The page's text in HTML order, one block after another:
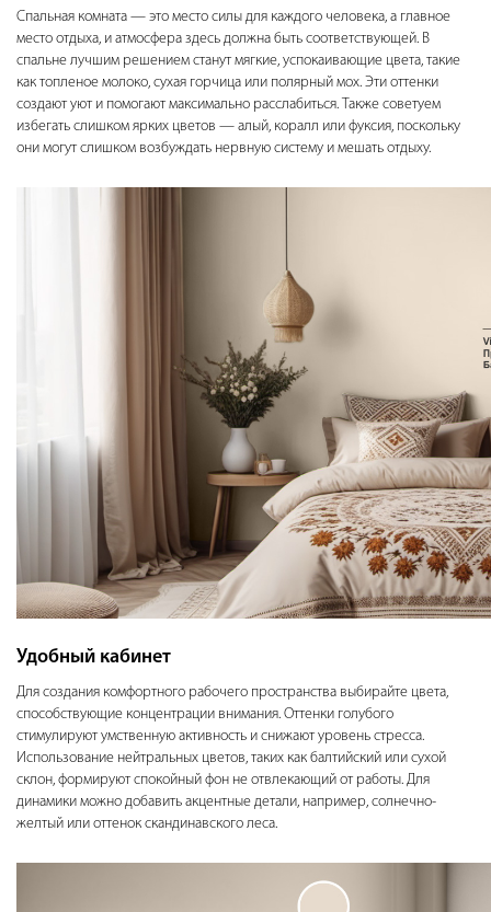
Спальная комната — это место силы для каждого человека, а главное
место отдыха, и атмосфера здесь должна быть соответствующей. В
спальне лучшим решением станут мягкие, успокаивающие цвета, такие
как топленое молоко, сухая горчица или полярный мох. Эти оттенки
создают уют и помогают максимально расслабиться. Также советуем
избегать слишком ярких цветов — алый, коралл или фуксия, поскольку
они могут слишком возбуждать нервную систему и мешать отдыху.
Удобный кабинет
Для создания комфортного рабочего пространства выбирайте цвета,
способствующие концентрации внимания. Оттенки голубого
стимулируют умственную активность и снижают уровень стресса.
Использование нейтральных цветов, таких как балтийский или сухой
склон, формируют спокойный фон не отвлекающий от работы. Для
динамики можно добавить акцентные детали, например, солнечно-
желтый или оттенок скандинавского леса.